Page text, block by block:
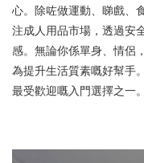
心。除咗做運動、睇戲、
注成人用品市場，透過安
感。無論你係單身、情侶
為提升生活質素嘅好幫手
最受歡迎嘅入門選擇之一。